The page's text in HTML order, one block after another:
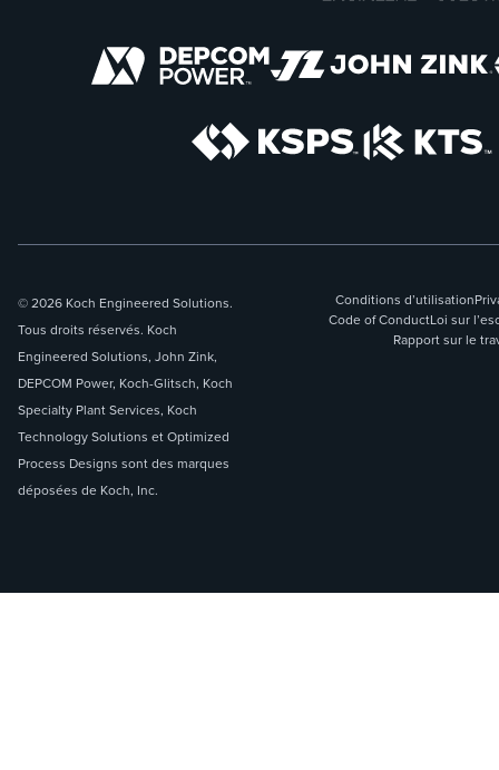
© 2026 Koch Engineered Solutions.
Tous droits réservés. Koch
Engineered Solutions, John Zink,
DEPCOM Power, Koch-Glitsch, Koch
Specialty Plant Services, Koch
Technology Solutions et Optimized
Process Designs sont des marques
déposées de Koch, Inc.
Conditions d’utilisation
Code of ConductLoi sur
Rapport sur le